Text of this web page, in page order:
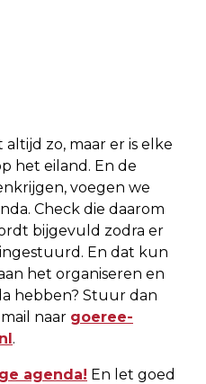
zo, maar er is elke
het eiland. En de
voegen we
Check die daarom
bijgevuld zodra er
En dat kun
het organiseren en
hebben? Stuur dan
naar goeree-
.
agenda! En let goed